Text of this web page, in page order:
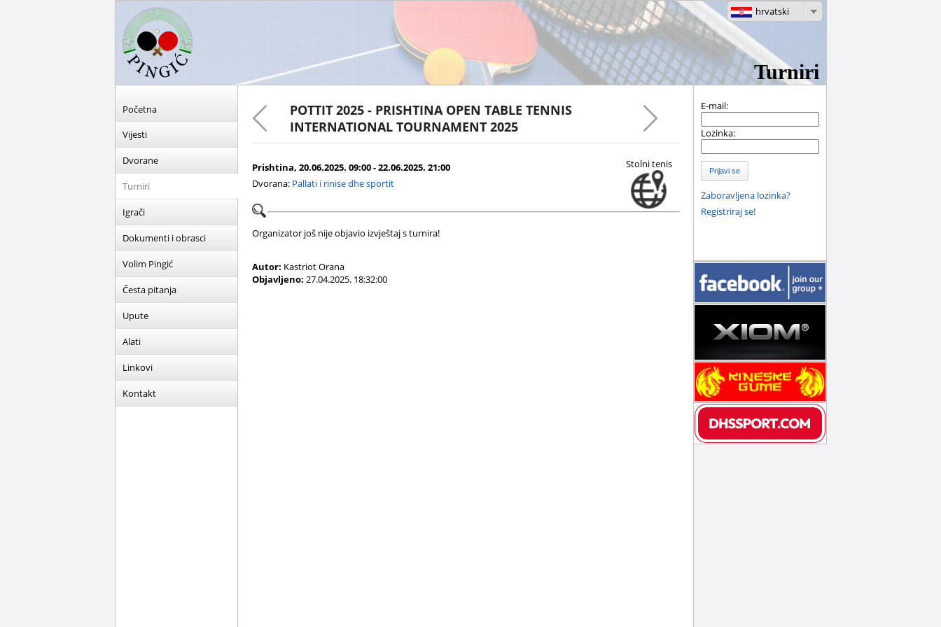
Turniri
hrvatski
Početna
Vijesti
Dvorane
Turniri
Igrači
Dokumenti i obrasci
Volim Pingić
Česta pitanja
Upute
Alati
Linkovi
Kontakt
POTTIT 2025 - PRISHTINA OPEN TABLE TENNIS
INTERNATIONAL TOURNAMENT 2025
Prishtina, 20.06.2025. 09:00 - 22.06.2025. 21:00
Dvorana: Pallati i rinise dhe sportit
Stolni tenis
Organizator još nije objavio izvještaj s turnira!
Autor: Kastriot Orana
Objavljeno: 27.04.2025. 18:32:00
E-mail:
Lozinka:
Prijavi se
Zaboravljena lozinka?
Registriraj se!